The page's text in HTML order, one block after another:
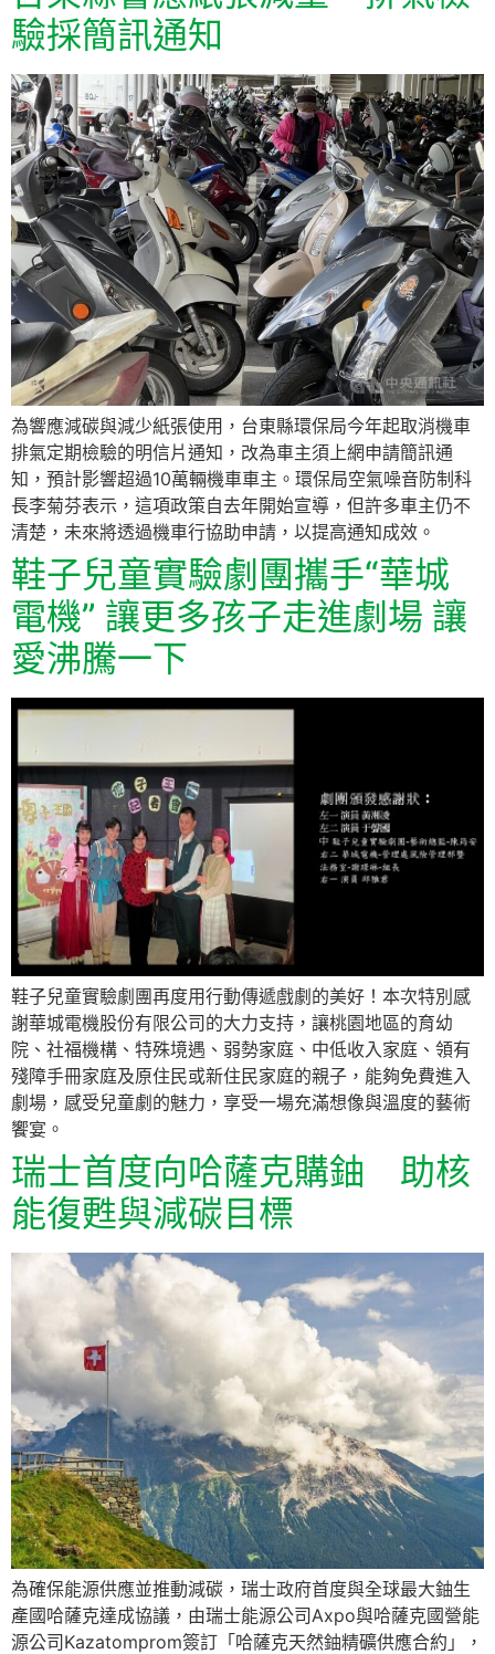
驗採簡訊通知
為響應減碳與減少紙張使用，台東縣環保局今年起取消機車
排氣定期檢驗的明信片通知，改為車主須上網申請簡訊通
知，預計影響超過10萬輛機車車主。環保局空氣噪音防制科
長李菊芬表示，這項政策自去年開始宣導，但許多車主仍不
清楚，未來將透過機車行協助申請，以提高通知成效。
鞋子兒童實驗劇團攜手“華城
電機” 讓更多孩子走進劇場 讓
愛沸騰一下
鞋子兒童實驗劇團再度用行動傳遞戲劇的美好！本次特別感
謝華城電機股份有限公司的大力支持，讓桃園地區的育幼
院、社福機構、特殊境遇、弱勢家庭、中低收入家庭、領有
殘障手冊家庭及原住民或新住民家庭的親子，能夠免費進入
劇場，感受兒童劇的魅力，享受一場充滿想像與溫度的藝術
饗宴。
瑞士首度向哈薩克購鈾 助核
能復甦與減碳目標
為確保能源供應並推動減碳，瑞士政府首度與全球最大鈾生
產國哈薩克達成協議，由瑞士能源公司Axpo與哈薩克國營能
源公司Kazatomprom簽訂「哈薩克天然鈾精礦供應合約」，